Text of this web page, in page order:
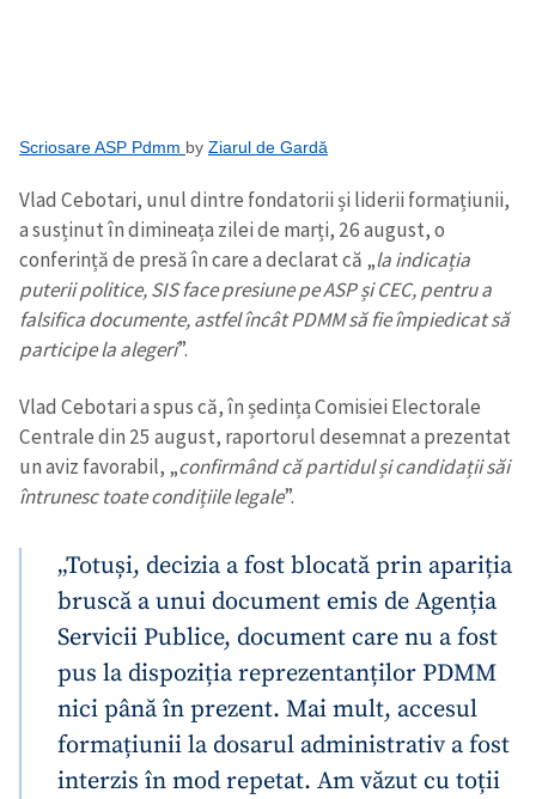
Scriosare ASP Pdmm by Ziarul de Gardă
Vlad Cebotari, unul dintre fondatorii și liderii formațiunii,
a susținut în dimineața zilei de marți, 26 august, o
conferință de presă în care a declarat că „la indicația
puterii politice, SIS face presiune pe ASP și CEC, pentru a
falsifica documente, astfel încât PDMM să fie împiedicat să
participe la alegeri”.
Vlad Cebotari a spus că, în ședința Comisiei Electorale
Centrale din 25 august, raportorul desemnat a prezentat
un aviz favorabil, „confirmând că partidul și candidații săi
întrunesc toate condițiile legale”.
„Totuși, decizia a fost blocată prin apariția
bruscă a unui document emis de Agenția
Servicii Publice, document care nu a fost
pus la dispoziția reprezentanților PDMM
nici până în prezent. Mai mult, accesul
formațiunii la dosarul administrativ a fost
interzis în mod repetat. Am văzut cu toții